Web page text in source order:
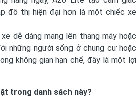
đô thị hiện đại hơn là một chiếc xe
dễ dàng mang lên thang máy hoặc
những người sống ở chung cư hoặc
không gian hạn chế, đây là một lợi
trong danh sách này?